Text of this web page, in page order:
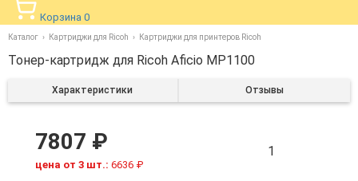
Корзина 0
Каталог Картриджи для Ricoh Картриджи для принтеров Ricoh
Тонер-картридж для Ricoh Aficio MP1100
Характеристики Отзывы
7807 ₽
цена от 3 шт.: 6636 ₽
1